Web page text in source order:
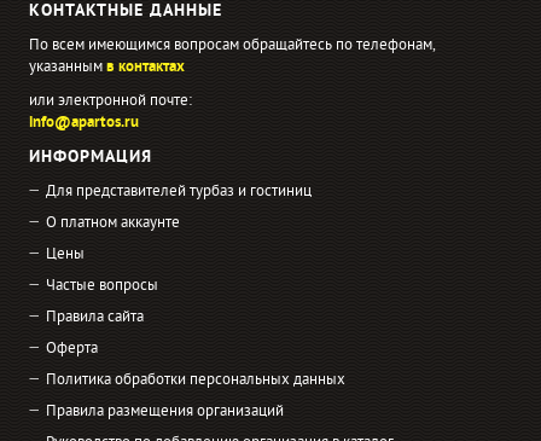
КОНТАКТНЫЕ ДАННЫЕ
По всем имеющимся вопросам обращайтесь по телефонам,
указаннымв контактах
или электронной почте:
info@apartos.ru
ИНФОРМАЦИЯ
Для представителей турбаз и гостиниц
О платном аккаунте
Цены
Частые вопросы
Правила сайта
Оферта
Политика обработки персональных данных
Правила размещения организаций